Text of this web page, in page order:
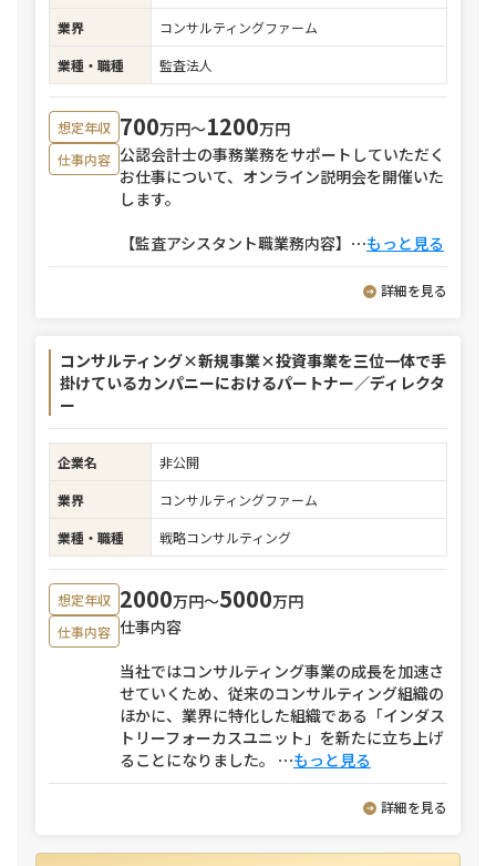
業界
コンサルティングファーム
業種・職種
監査法人
想定年収 700万円〜1200万円
仕事内容 公認会計士の事務業務をサポートしていただく
お仕事について、オンライン説明会を開催いた
します。
【監査アシスタント職業務内容】 ⋯もっと見る
詳細を見る
コンサルティング×新規事業×投資事業を三位一体で手
掛けているカンパニーにおけるパートナー／ディレクタ
ー
企業名
非公開
業界
コンサルティングファーム
業種・職種
戦略コンサルティング
想定年収 2000万円〜5000万円
仕事内容 仕事内容
当社ではコンサルティング事業の成長を加速さ
せていくため、従来のコンサルティング組織の
ほかに、業界に特化した組織である「インダス
トリーフォーカスユニット」を新たに立ち上げ
ることになりました。 ⋯もっと見る
詳細を見る